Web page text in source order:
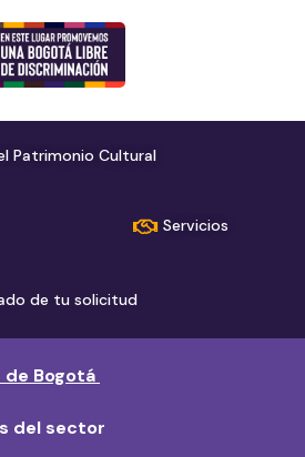
Patrimonio Cultural
Servicios
de tu solicitud
de Bogotá
del sector